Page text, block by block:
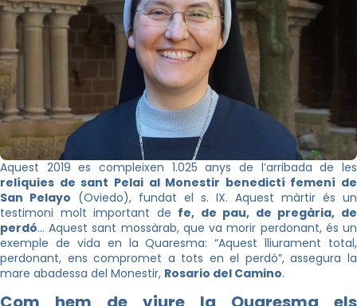
Aquest 2019 es compleixen 1.025 anys de l’arribada de les
relíquies de sant Pelai al Monestir benedictí femení de
San Pelayo (Oviedo), fundat el s. IX. Aquest màrtir és un
testimoni molt important de fe, de pau, de pregària, de
perdó… Aquest sant mossàrab, que va morir perdonant, és un
exemple de vida en la Quaresma: “Aquest lliurament total,
perdonant, ens compromet a tots en el perdó”, assegura la
mare abadessa del Monestir, Rosario del Camino.